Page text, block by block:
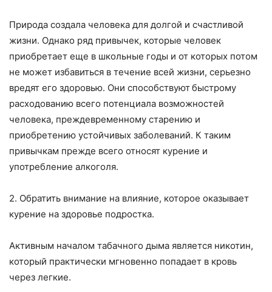
Природа создала человека для долгой и счастливой
жизни. Однако ряд привычек, которые человек
приобретает еще в школьные годы и от которых потом
не может избавиться в те­чение всей жизни, серьезно
вредят его здоровью. Они способствуютбыстрому
расходованию всего потенциала возможно­стей
человека, преждевременному старению и
приобретению устойчивых заболеваний. К таким
привычкам прежде всего от­носят курение и
употребление алкоголя.
2. Обратить внимание на влияние, которое оказывает
курение на здоровье подростка.
Активным началом табачного дыма является никотин,
ко­торый практически мгновенно попадает в кровь
через легкие.